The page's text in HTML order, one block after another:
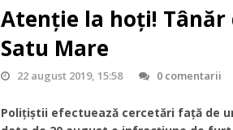
Atenție la hoți!
Satu Mare
22 august 2019, 15:58 0 comentarii
Poliţiştii efectuează cercetări față de